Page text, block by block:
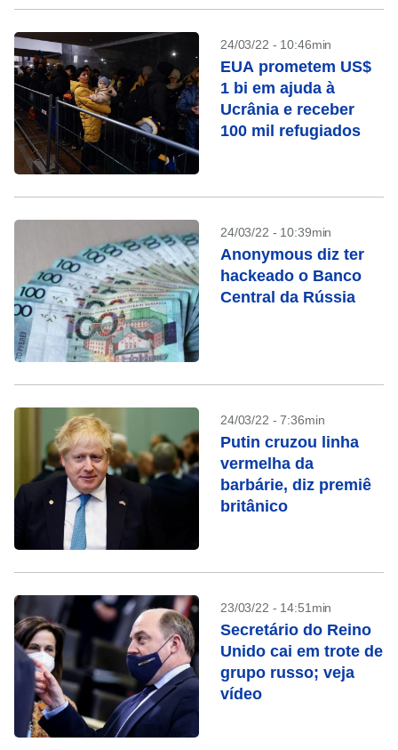
24/03/22 - 10:46min
EUA prometem US$
1 bi em ajuda à
Ucrânia e receber
100 mil refugiados
24/03/22 - 10:39min
Anonymous diz ter
hackeado o Banco
Central da Rússia
24/03/22 - 7:36min
Putin cruzou linha
vermelha da
barbárie, diz premiê
britânico
23/03/22 - 14:51min
Secretário do Reino
Unido cai em trote de
grupo russo; veja
vídeo